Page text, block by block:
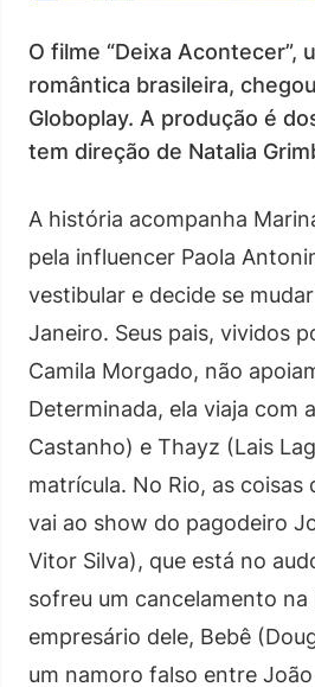
O filme “Deixa Acontecer”,
romântica brasileira,
Globoplay. A produção é
tem direção de Natalia
A história acompanha
pela influencer Paola
vestibular e decide se
Janeiro. Seus pais, vividos
Camila Morgado, não
Determinada, ela viaja com
Castanho) e Thayz (Lais
matrícula. No Rio, as coisas
vai ao show do pagodeiro
Vitor Silva), que está no
sofreu um cancelamento
empresário dele, Bebê
um namoro falso entre